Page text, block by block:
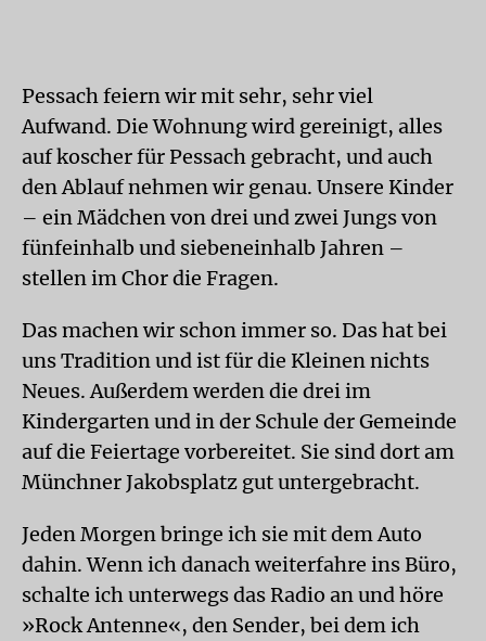
Pessach feiern wir mit sehr, sehr viel
Aufwand. Die Wohnung wird gereinigt, alles
auf koscher für Pessach gebracht, und auch
den Ablauf nehmen wir genau. Unsere Kinder
– ein Mädchen von drei und zwei Jungs von
fünfeinhalb und siebeneinhalb Jahren –
stellen im Chor die Fragen.
Das machen wir schon immer so. Das hat bei
uns Tradition und ist für die Kleinen nichts
Neues. Außerdem werden die drei im
Kindergarten und in der Schule der Gemeinde
auf die Feiertage vorbereitet. Sie sind dort am
Münchner Jakobsplatz gut untergebracht.
Jeden Morgen bringe ich sie mit dem Auto
dahin. Wenn ich danach weiterfahre ins Büro,
schalte ich unterwegs das Radio an und höre
»Rock Antenne«, den Sender, bei dem ich